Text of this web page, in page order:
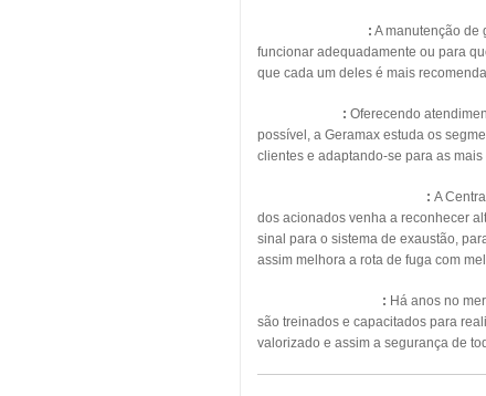
: A manutenção de
funcionar adequadamente ou para
que cada um deles é mais
: Oferecendo
possível, a Geramax estuda os
clientes e adaptando-se para as mais
: A
dos acionados venha a reconhecer
sinal para o sistema de exaustão,
assim melhora a rota de fuga com
: Há anos no
são treinados e capacitados para
valorizado e assim a segurança de